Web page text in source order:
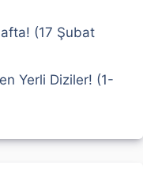
(17 Şubat
Yerli Diziler! (1-